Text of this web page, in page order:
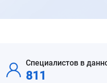
Специалистов в
811